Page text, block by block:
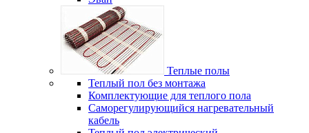
Теплые полы
Теплый пол без монтажа
Комплектующие для теплого пола
Саморегулирующийся нагревательный
кабель